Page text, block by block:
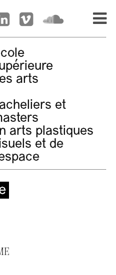
arts
et
arts plastiques
et de